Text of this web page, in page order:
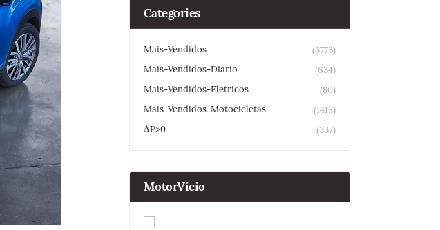
Categories
Mais-Vendidos
(3773)
Mais-Vendidos-Diario
(634)
Mais-Vendidos-Eletricos
(80)
Mais-Vendidos-Motocicletas
(1418)
ΔP>0
(337)
MotorVicio